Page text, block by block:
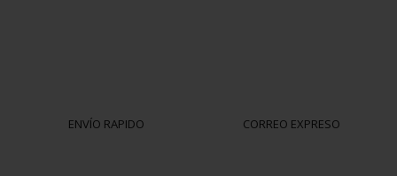
ENVÍO RAPIDO CORREO EXPRESO